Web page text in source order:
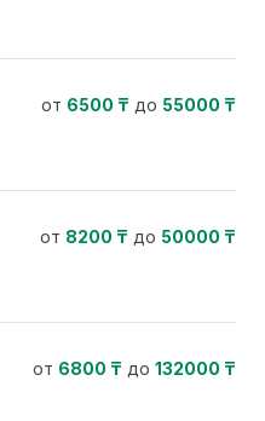
от 6500 ₸ до 55000 ₸
от 8200 ₸ до 50000 ₸
от 6800 ₸ до 132000 ₸